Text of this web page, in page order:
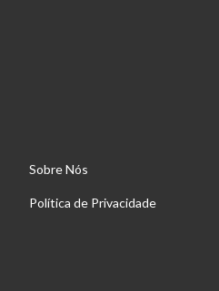
Sobre Nós
Política de Privacidade